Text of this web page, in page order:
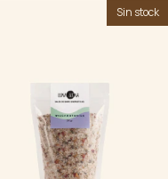
Sin stock